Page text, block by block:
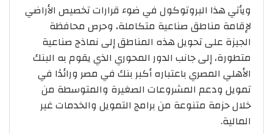
ويأتي هذا البروتوكول في ضوء قرارات تخصيص الأراضي
لإقامة مناطق صناعية متكاملة، وحرص محافظة
الجيزة على تحويل هذه المناطق إلى نماذج صناعية
متطورة، إلى جانب الدور المحوري الذي يقوم به البنك
الأهلي المصري باعتباره أكبر بنك في مصر ورائدًا في
تمويل ودعم المشروعات الصغيرة والمتوسطة من
خلال حزمة متنوعة من برامج التمويل والخدمات غير
المالية.